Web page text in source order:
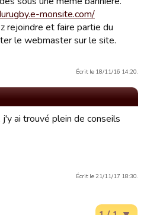
monsite.com/
rejoindre et faire partie du
le webmaster sur le site.
Écrit le 18/11/16 14:20.
ai trouvé plein de conseils
Écrit le 21/11/17 18:30.